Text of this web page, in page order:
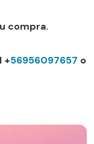
compra.
+56956097657 o